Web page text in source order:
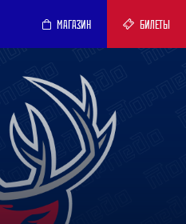
МАГАЗИН БИЛЕТЫ